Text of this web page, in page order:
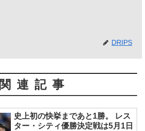
DRIPS
関連記事
史上初の快挙まであと1勝。 レス
ター・シティ優勝決定戦は5月1日